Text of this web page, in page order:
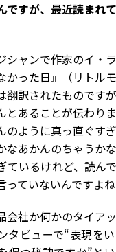
ですが、最近読まれ
ャンで作家のイ・
かった日』（リトル
翻訳されたものです
とあることが伝わり
のように真っ直ぐす
なあかんのちゃうか
ているけれど、読ん
ていないんですよね
社か何かのタイア
タビューで“表現を